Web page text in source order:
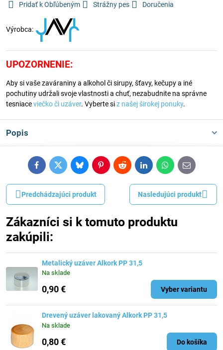
Pridať k Obľúbeným Strážny pes Doručenia
Výrobca:
UPOZORNENIE:
Aby si vaše zaváraniny a alkohol či sirupy, šťavy, kečupy a iné
pochutiny udržali svoje vlastnosti a chuť, nezabudnite na správne
tesniaceviečko či uzáver. Vyberte siz našej širokej ponuky.
Popis
FacebookTwitterBlueskyPinterestRedditLinkedInWhatsApp
E-
mail
Predchádzajúci produkt Nasledujúci produkt
Zákazníci si k tomuto produktu
zakúpili:
Metalický uzáver Alkork PP 31,5
Na sklade
0,90 € Vyber variantu
Drevený uzáver lakovaný Alkork PP 31,5
Na sklade
0,80 € Do košíka